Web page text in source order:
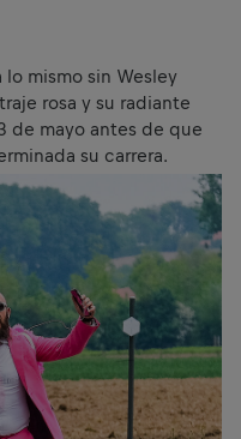
lo mismo sin Wesley
rosa y su radiante
de mayo antes de que
su carrera.